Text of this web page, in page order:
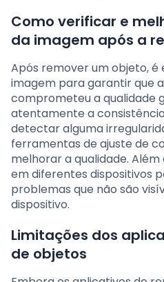
Como verificar e
da imagem após a
Após remover um objeto, é
imagem para garantir que
comprometeu a qualidade
atentamente a
detectar alguma
ferramentas de ajuste de
melhorar a qualidade.
em diferentes dispositivos
problemas que não são
dispositivo.
Limitações dos
de objetos